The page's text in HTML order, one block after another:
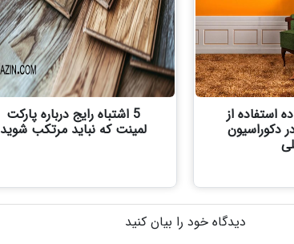
استفاده از
دکوراسیون
5 اشتباه رایج درباره پارکت
لمینت که نباید مرتکب شوید
دیدگاه خود را بیان کنید